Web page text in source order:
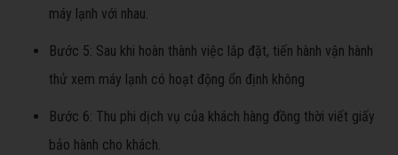
máy lạnh với nhau.
Bước 5: Sau khi hoàn thành việc lắp đặt, tiến hành vận hành
thử xem máy lạnh có hoạt động ổn định không
Bước 6: Thu phi dịch vụ của khách hàng đồng thời viết giấy
bảo hành cho khách.